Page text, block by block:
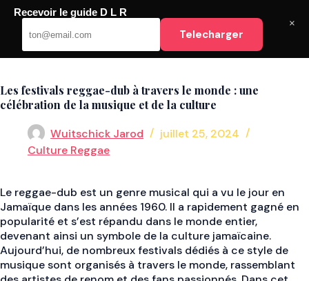
Passer
contenu
Les festivals reggae-dub à travers le monde : une
célébration de la musique et de la culture
Wuitschick Jarod
juillet 25, 2024
Culture Reggae
Le reggae-dub est un genre musical qui a vu le jour en
Jamaïque dans les années 1960. Il a rapidement gagné en
popularité et s’est répandu dans le monde entier,
devenant ainsi un symbole de la culture jamaïcaine.
Aujourd’hui, de nombreux festivals dédiés à ce style de
musique sont organisés à travers le monde, rassemblant
Recevoir le guide D L R
Telecharger
×